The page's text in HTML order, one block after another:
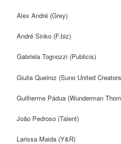
Alex André (Grey)
André Sinko (F.biz)
Gabriela Tognozzi (Publicis)
Giulia Queiroz (Suno United
Guilherme Pádua (Wunderman
João Pedroso (Talent)
Larissa Maida (Y&R)